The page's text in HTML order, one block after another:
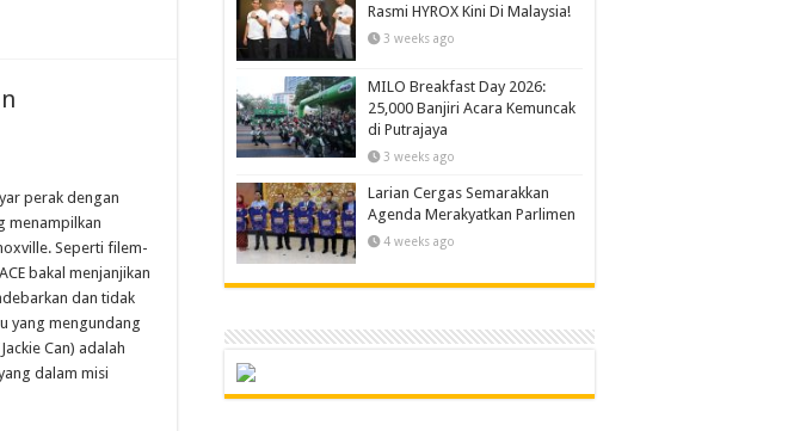
perak dengan
menampilkan
Seperti filem-
bakal menjanjikan
dan tidak
yang mengundang
Can) adalah
dalam misi
Rasmi HYROX Kini Di Malaysia!
3 weeks ago
MILO Breakfast Day 2026:
25,000 Banjiri Acara Kemuncak
di Putrajaya
3 weeks ago
Larian Cergas Semarakkan
Agenda Merakyatkan Parlimen
4 weeks ago